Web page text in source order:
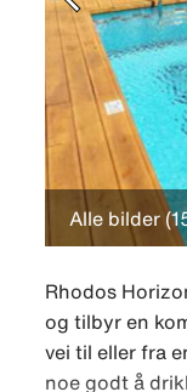
Alle bilder
Rhodos
og tilbyr en
vei til eller fra
noe godt å